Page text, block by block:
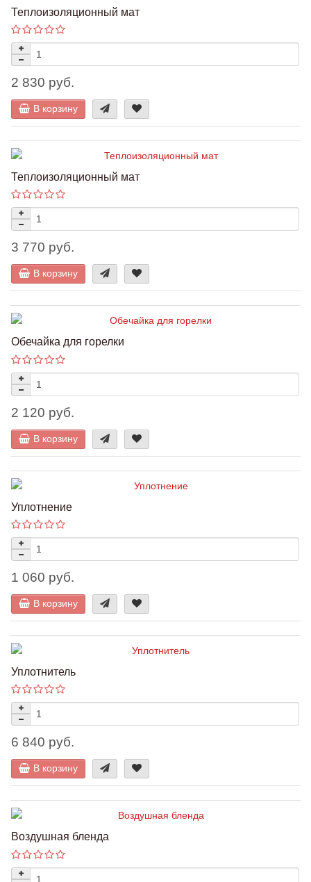
Теплоизоляционный мат
2 830 руб.
В корзину
Теплоизоляционный мат
3 770 руб.
В корзину
Обечайка для горелки
2 120 руб.
В корзину
Уплотнение
1 060 руб.
В корзину
Уплотнитель
6 840 руб.
В корзину
Воздушная бленда